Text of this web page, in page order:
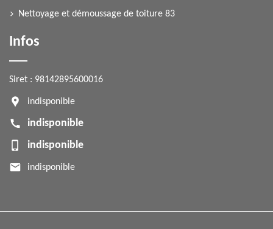
Nettoyage et démoussage de toiture 83
Infos
Siret : 98142895600016
indisponible
indisponible
indisponible
indisponible